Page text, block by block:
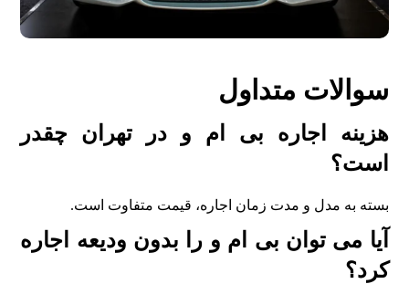
سوالات متداول
هزينه اجاره بی ام و در تهران چقدر
است؟
بسته به مدل و مدت زمان اجاره، قيمت متفاوت است.
آيا می توان بی ام و را بدون وديعه اجاره
کرد؟